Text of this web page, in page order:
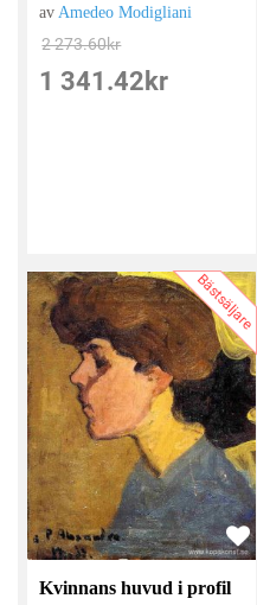
av Amedeo Modigliani
2 273.60kr
1 341.42 kr
Bästsäljare
Kvinnans huvud i profil